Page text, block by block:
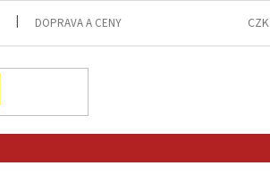
DOPRAVA A CENY OBCHODNÍ PODMÍNKY
CZK